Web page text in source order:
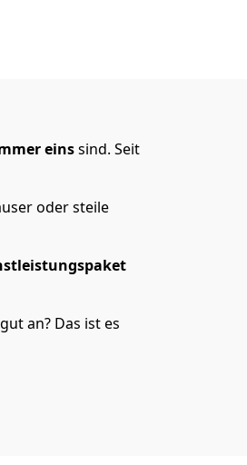
einssind. Seit
oder steile
an? Das ist es